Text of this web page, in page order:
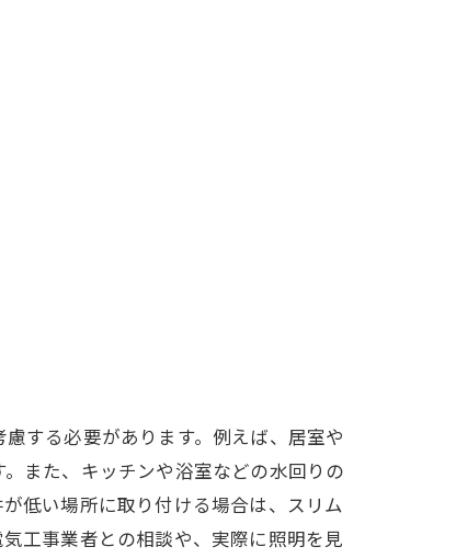
する必要があります。例えば、居室や
また、キッチンや浴室などの水回りの
低い場所に取り付ける場合は、スリム
工事業者との相談や、実際に照明を見